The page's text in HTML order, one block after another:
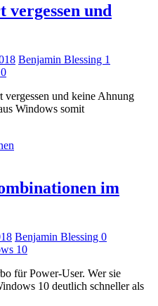
vergessen und
Benjamin Blessing 1
vergessen und keine Ahnung
Windows somit
im
Benjamin Blessing 0
10
für Power-User. Wer sie
10 deutlich schneller als